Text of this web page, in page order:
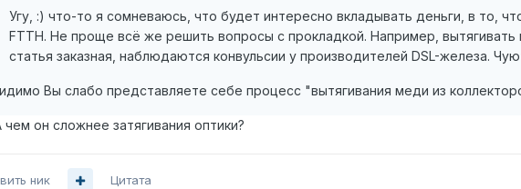
Угу, :) что-то я сомневаюсь, что будет интересно вкладывать деньги, в то,
FTTH. Не проще всё же решить вопросы с прокладкой. Например,
статья заказная, наблюдаются конвульсии у производителей DSL-железа.
Вы слабо представляете себе процесс "вытягивания меди из
чем он сложнее затягивания оптики?
ник Цитата